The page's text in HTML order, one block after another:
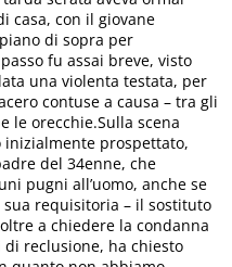
casa, con il giovane
di sopra per
fu assai breve, visto
una violenta testata, per
contuse a causa – tra gli
le orecchie.Sulla scena
inizialmente prospettato,
del 34enne, che
pugni all’uomo, anche se
requisitoria – il sostituto
a chiedere la condanna
di reclusione, ha chiesto